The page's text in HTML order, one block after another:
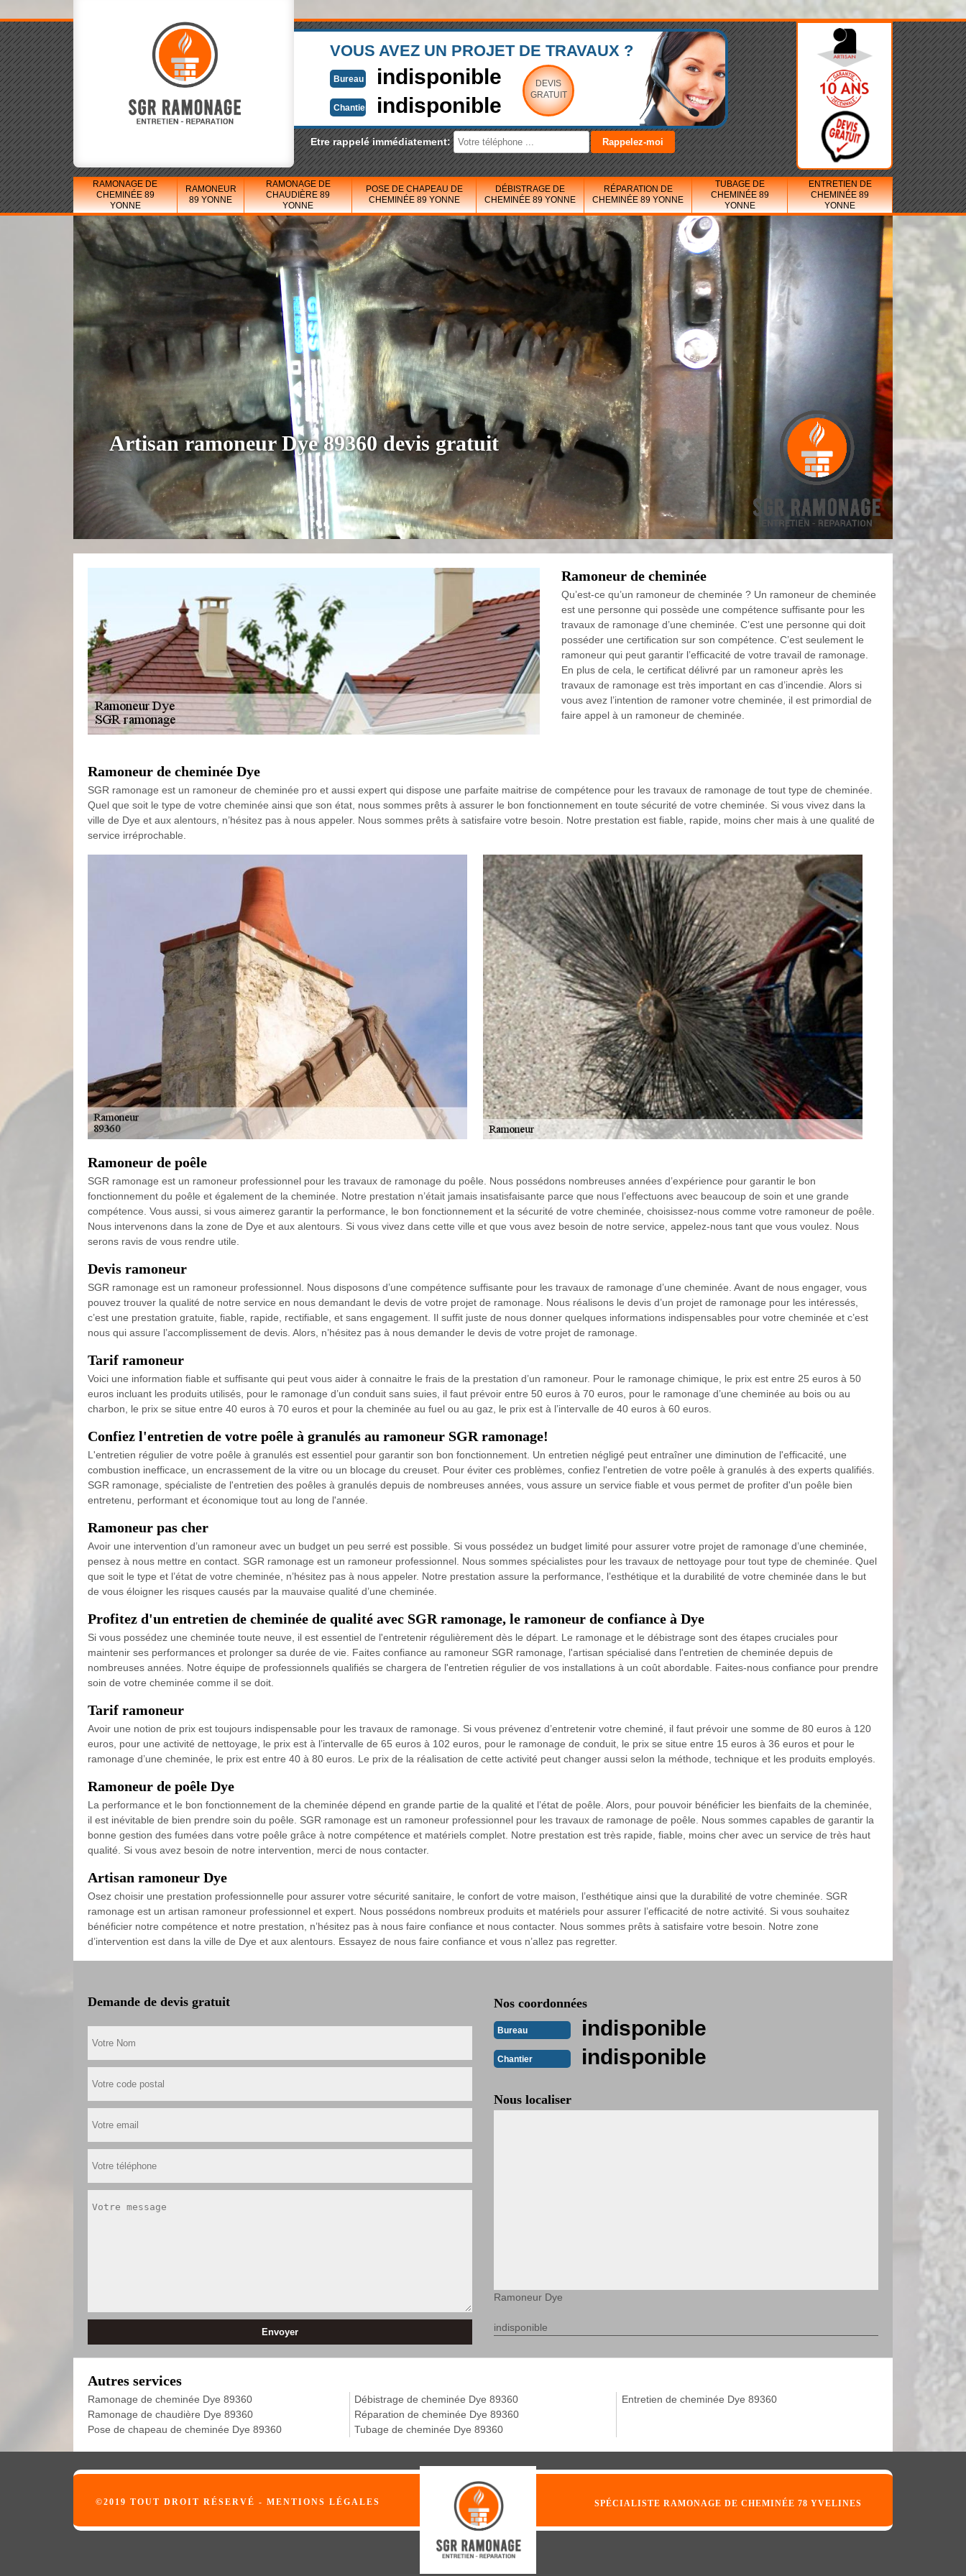
VOUS AVEZ UN PROJET DE TRAVAUX ?
Bureau indisponible
Chantier indisponible
DEVIS
GRATUIT
Etre rappelé immédiatement:
RAMONAGE DE
CHEMINÉE 89
YONNE
RAMONEUR
89 YONNE
RAMONAGE DE
CHAUDIÈRE 89
YONNE
POSE DE CHAPEAU DE
CHEMINÉE 89 YONNE
DÉBISTRAGE DE
CHEMINÉE 89 YONNE
RÉPARATION DE
CHEMINÉE 89 YONNE
TUBAGE DE
CHEMINÉE 89
YONNE
ENTRETIEN DE
CHEMINÉE 89
YONNE
Artisan ramoneur Dye 89360 devis gratuit
Ramoneur de cheminée
Qu’est-ce qu’un ramoneur de cheminée ? Un ramoneur de cheminée
est une personne qui possède une compétence suffisante pour les
travaux de ramonage d’une cheminée. C’est une personne qui doit
posséder une certification sur son compétence. C’est seulement le
ramoneur qui peut garantir l’efficacité de votre travail de ramonage.
En plus de cela, le certificat délivré par un ramoneur après les
travaux de ramonage est très important en cas d’incendie. Alors si
vous avez l’intention de ramoner votre cheminée, il est primordial de
faire appel à un ramoneur de cheminée.
Ramoneur de cheminée Dye
SGR ramonage est un ramoneur de cheminée pro et aussi expert qui dispose une parfaite maitrise de compétence pour les travaux de ramonage de tout type de cheminée.
Quel que soit le type de votre cheminée ainsi que son état, nous sommes prêts à assurer le bon fonctionnement en toute sécurité de votre cheminée. Si vous vivez dans la
ville de Dye et aux alentours, n’hésitez pas à nous appeler. Nous sommes prêts à satisfaire votre besoin. Notre prestation est fiable, rapide, moins cher mais à une qualité de
service irréprochable.
Ramoneur de poêle
SGR ramonage est un ramoneur professionnel pour les travaux de ramonage du poêle. Nous possédons nombreuses années d’expérience pour garantir le bon
fonctionnement du poêle et également de la cheminée. Notre prestation n’était jamais insatisfaisante parce que nous l’effectuons avec beaucoup de soin et une grande
compétence. Vous aussi, si vous aimerez garantir la performance, le bon fonctionnement et la sécurité de votre cheminée, choisissez-nous comme votre ramoneur de poêle.
Nous intervenons dans la zone de Dye et aux alentours. Si vous vivez dans cette ville et que vous avez besoin de notre service, appelez-nous tant que vous voulez. Nous
serons ravis de vous rendre utile.
Devis ramoneur
SGR ramonage est un ramoneur professionnel. Nous disposons d’une compétence suffisante pour les travaux de ramonage d’une cheminée. Avant de nous engager, vous
pouvez trouver la qualité de notre service en nous demandant le devis de votre projet de ramonage. Nous réalisons le devis d’un projet de ramonage pour les intéressés,
c’est une prestation gratuite, fiable, rapide, rectifiable, et sans engagement. Il suffit juste de nous donner quelques informations indispensables pour votre cheminée et c’est
nous qui assure l’accomplissement de devis. Alors, n’hésitez pas à nous demander le devis de votre projet de ramonage.
Tarif ramoneur
Voici une information fiable et suffisante qui peut vous aider à connaitre le frais de la prestation d’un ramoneur. Pour le ramonage chimique, le prix est entre 25 euros à 50
euros incluant les produits utilisés, pour le ramonage d’un conduit sans suies, il faut prévoir entre 50 euros à 70 euros, pour le ramonage d’une cheminée au bois ou au
charbon, le prix se situe entre 40 euros à 70 euros et pour la cheminée au fuel ou au gaz, le prix est à l’intervalle de 40 euros à 60 euros.
Confiez l'entretien de votre poêle à granulés au ramoneur SGR ramonage!
L'entretien régulier de votre poêle à granulés est essentiel pour garantir son bon fonctionnement. Un entretien négligé peut entraîner une diminution de l'efficacité, une
combustion inefficace, un encrassement de la vitre ou un blocage du creuset. Pour éviter ces problèmes, confiez l'entretien de votre poêle à granulés à des experts qualifiés.
SGR ramonage, spécialiste de l'entretien des poêles à granulés depuis de nombreuses années, vous assure un service fiable et vous permet de profiter d'un poêle bien
entretenu, performant et économique tout au long de l'année.
Ramoneur pas cher
Avoir une intervention d’un ramoneur avec un budget un peu serré est possible. Si vous possédez un budget limité pour assurer votre projet de ramonage d’une cheminée,
pensez à nous mettre en contact. SGR ramonage est un ramoneur professionnel. Nous sommes spécialistes pour les travaux de nettoyage pour tout type de cheminée. Quel
que soit le type et l’état de votre cheminée, n’hésitez pas à nous appeler. Notre prestation assure la performance, l’esthétique et la durabilité de votre cheminée dans le but
de vous éloigner les risques causés par la mauvaise qualité d’une cheminée.
Profitez d'un entretien de cheminée de qualité avec SGR ramonage, le ramoneur de confiance à Dye
Si vous possédez une cheminée toute neuve, il est essentiel de l'entretenir régulièrement dès le départ. Le ramonage et le débistrage sont des étapes cruciales pour
maintenir ses performances et prolonger sa durée de vie. Faites confiance au ramoneur SGR ramonage, l'artisan spécialisé dans l'entretien de cheminée depuis de
nombreuses années. Notre équipe de professionnels qualifiés se chargera de l'entretien régulier de vos installations à un coût abordable. Faites-nous confiance pour prendre
soin de votre cheminée comme il se doit.
Tarif ramoneur
Avoir une notion de prix est toujours indispensable pour les travaux de ramonage. Si vous prévenez d’entretenir votre cheminé, il faut prévoir une somme de 80 euros à 120
euros, pour une activité de nettoyage, le prix est à l’intervalle de 65 euros à 102 euros, pour le ramonage de conduit, le prix se situe entre 15 euros à 36 euros et pour le
ramonage d’une cheminée, le prix est entre 40 à 80 euros. Le prix de la réalisation de cette activité peut changer aussi selon la méthode, technique et les produits employés.
Ramoneur de poêle Dye
La performance et le bon fonctionnement de la cheminée dépend en grande partie de la qualité et l’état de poêle. Alors, pour pouvoir bénéficier les bienfaits de la cheminée,
il est inévitable de bien prendre soin du poêle. SGR ramonage est un ramoneur professionnel pour les travaux de ramonage de poêle. Nous sommes capables de garantir la
bonne gestion des fumées dans votre poêle grâce à notre compétence et matériels complet. Notre prestation est très rapide, fiable, moins cher avec un service de très haut
qualité. Si vous avez besoin de notre intervention, merci de nous contacter.
Artisan ramoneur Dye
Osez choisir une prestation professionnelle pour assurer votre sécurité sanitaire, le confort de votre maison, l’esthétique ainsi que la durabilité de votre cheminée. SGR
ramonage est un artisan ramoneur professionnel et expert. Nous possédons nombreux produits et matériels pour assurer l’efficacité de notre activité. Si vous souhaitez
bénéficier notre compétence et notre prestation, n’hésitez pas à nous faire confiance et nous contacter. Nous sommes prêts à satisfaire votre besoin. Notre zone
d’intervention est dans la ville de Dye et aux alentours. Essayez de nous faire confiance et vous n’allez pas regretter.
Demande de devis gratuit Nos coordonnées
Bureau indisponible
Chantier indisponible
Nous localiser
Ramoneur Dye
indisponible
Autres services
Ramonage de cheminée Dye 89360
Ramonage de chaudière Dye 89360
Pose de chapeau de cheminée Dye 89360
Débistrage de cheminée Dye 89360
Réparation de cheminée Dye 89360
Tubage de cheminée Dye 89360
Entretien de cheminée Dye 89360
©2019 TOUT DROIT RÉSERVÉ - MENTIONS LÉGALES SPÉCIALISTE RAMONAGE DE CHEMINÉE 78 YVELINES